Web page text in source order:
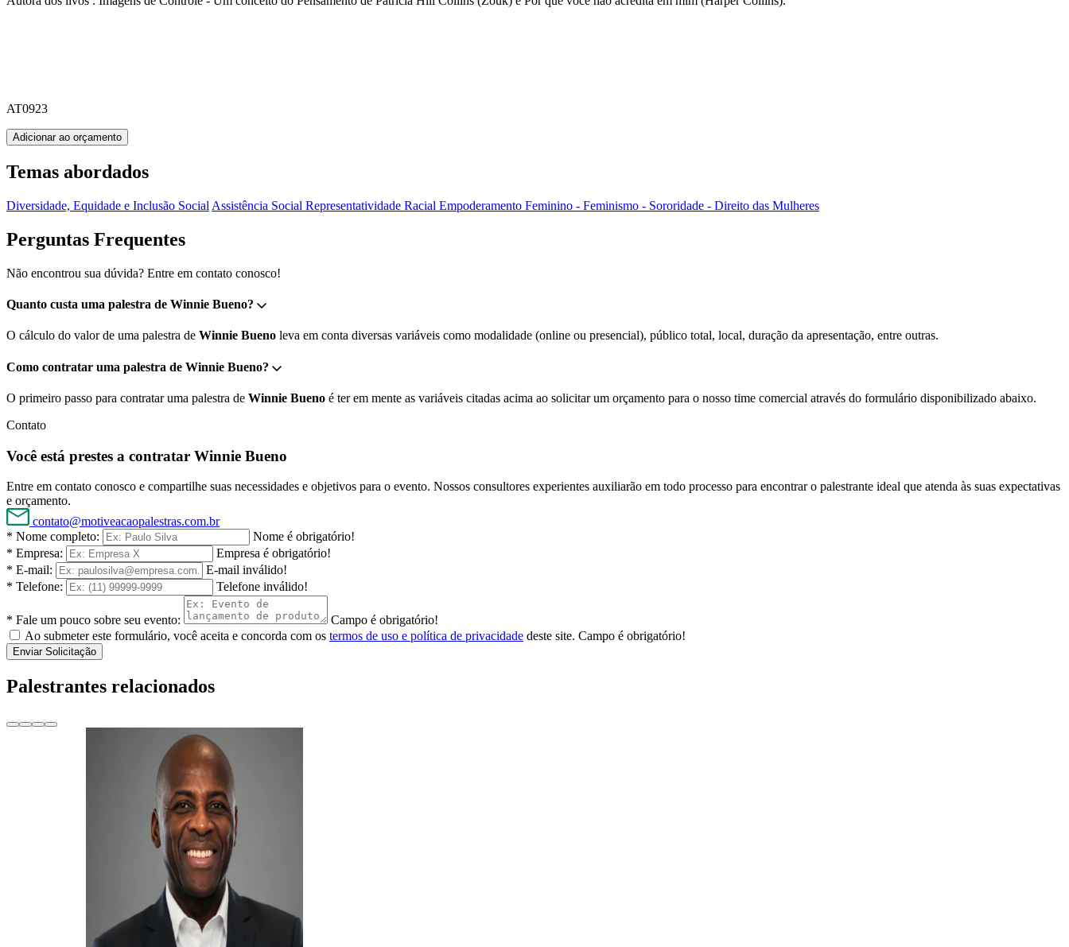
AT0923
Adicionar ao orçamento
Temas abordados
Diversidade, Equidade e Inclusão Social Assistência Social Representatividade Racial Empoderamento Feminino - Feminismo - Sororidade - Direito das Mulheres
Perguntas Frequentes
Não encontrou sua dúvida? Entre em contato conosco!
Quanto custa uma palestra de Winnie Bueno?
O cálculo do valor de uma palestra de Winnie Bueno leva em conta diversas variáveis como modalidade (online ou presencial), público total, local, duração da apresentação, entre outras.
Como contratar uma palestra de Winnie Bueno?
O primeiro passo para contratar uma palestra de Winnie Bueno é ter em mente as variáveis citadas acima ao solicitar um orçamento para o nosso time comercial através do formulário disponibilizado abaixo.
Contato
Você está prestes a contratar Winnie Bueno
Entre em contato conosco e compartilhe suas necessidades e objetivos para o evento. Nossos consultores experientes auxiliarão em todo processo para encontrar o palestrante ideal que atenda às suas expectativas
e orçamento.
contato@motiveacaopalestras.com.br
* Nome completo:
Nome é obrigatório!
* Empresa:
Empresa é obrigatório!
* E-mail:
E-mail inválido!
* Telefone:
Telefone inválido!
* Fale um pouco sobre seu evento:
Campo é obrigatório!
Ao submeter este formulário, você aceita e concorda com os termos de uso e política de privacidade deste site. Campo é obrigatório!
Enviar Solicitação
Palestrantes relacionados